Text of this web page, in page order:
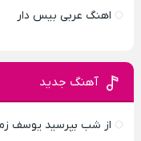
اهنگ عربی بیس دار
آهنگ جدید
از شب بپرسید یوسف